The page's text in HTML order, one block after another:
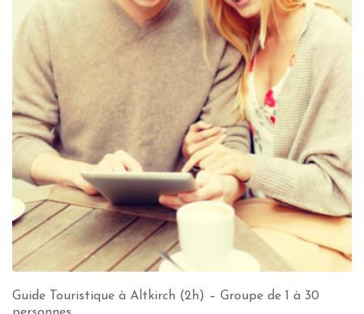
Guide Touristique à Altkirch (2h) – Groupe de 1 à 30